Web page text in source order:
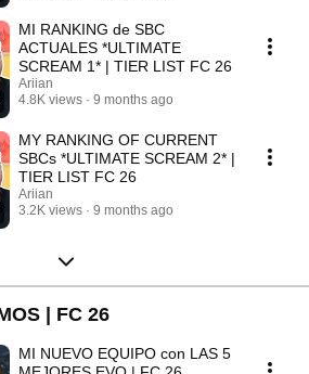
MI RANKING de SBC
ACTUALES *ULTIMATE
SCREAM 1* | TIER LIST FC 26
Ariian
4.8K views
9 months ago
MY RANKING OF CURRENT
SBCs *ULTIMATE SCREAM 2* |
TIER LIST FC 26
Ariian
3.2K views
9 months ago
| FC 26
MI NUEVO EQUIPO con LAS 5